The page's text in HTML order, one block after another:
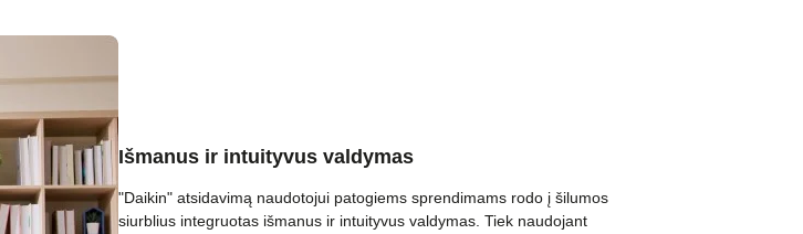
Išmanus ir intuityvus valdymas
"Daikin" atsidavimą naudotojui patogiems sprendimams rodo į šilumos
siurblius integruotas išmanus ir intuityvus valdymas. Tiek naudojant